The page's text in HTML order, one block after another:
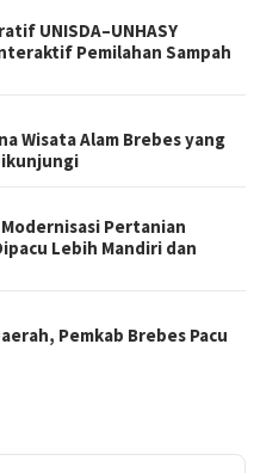
UNISDA–UNHASY
Pemilahan Sampah
Wisata Alam Brebes yang
Modernisasi Pertanian
Lebih Mandiri dan
Pemkab Brebes Pacu